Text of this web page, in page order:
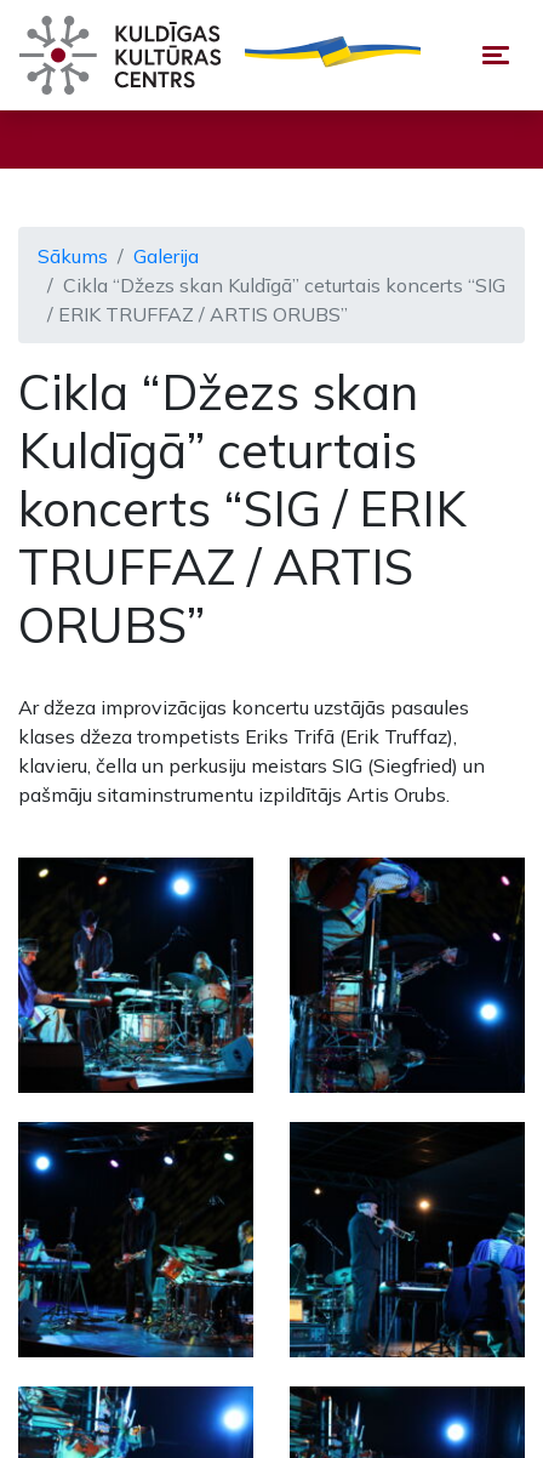
Sākums
Galerija
Cikla “Džezs skan Kuldīgā” ceturtais koncerts “SIG
/ ERIK TRUFFAZ / ARTIS ORUBS”
Cikla “Džezs skan
Kuldīgā” ceturtais
koncerts “SIG / ERIK
TRUFFAZ / ARTIS
ORUBS”
Ar džeza improvizācijas koncertu uzstājās pasaules
klases džeza trompetists Eriks Trifā (Erik Truffaz),
klavieru, čella un perkusiju meistars SIG (Siegfried) un
pašmāju sitaminstrumentu izpildītājs Artis Orubs.